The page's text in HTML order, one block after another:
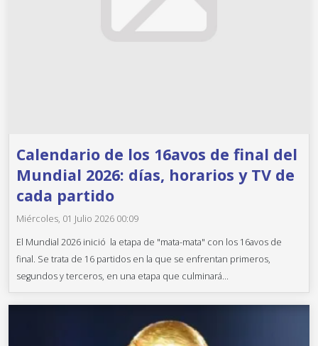
Calendario de los 16avos de final del
Mundial 2026: días, horarios y TV de
cada partido
Miércoles, 01 Julio 2026 00:09
El Mundial 2026 inició la etapa de "mata-mata" con los 16avos de
final. Se trata de 16 partidos en la que se enfrentan primeros,
segundos y terceros, en una etapa que culminará...